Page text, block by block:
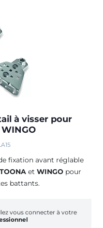
à visser pour
fixation avant réglable
TOONA et WINGO pour
battants.
vous connecter à votre